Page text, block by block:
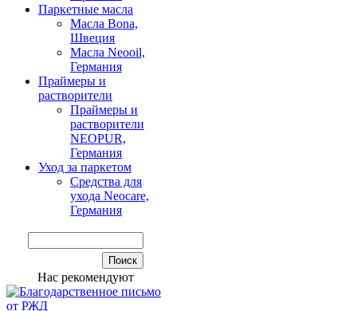
Паркетные масла
Масла Bona,
Швеция
Масла Neooil,
Германия
Праймеры и
растворители
Праймеры и
растворители
NEOPUR,
Германия
Уход за паркетом
Средства для
ухода Neocare,
Германия
Нас рекомендуют